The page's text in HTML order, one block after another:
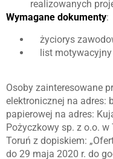
realizowanych
Wymagane dokumenty:
życiorys
list motywacyjny
Osoby zainteresowane
elektronicznej na adres:
papierowej na adres:
Pożyczkowy sp. z o.o.
Toruń z dopiskiem:
do 29 maja 2020 r. do